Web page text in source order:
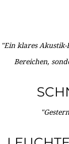
"Ein klares
Bereichen,